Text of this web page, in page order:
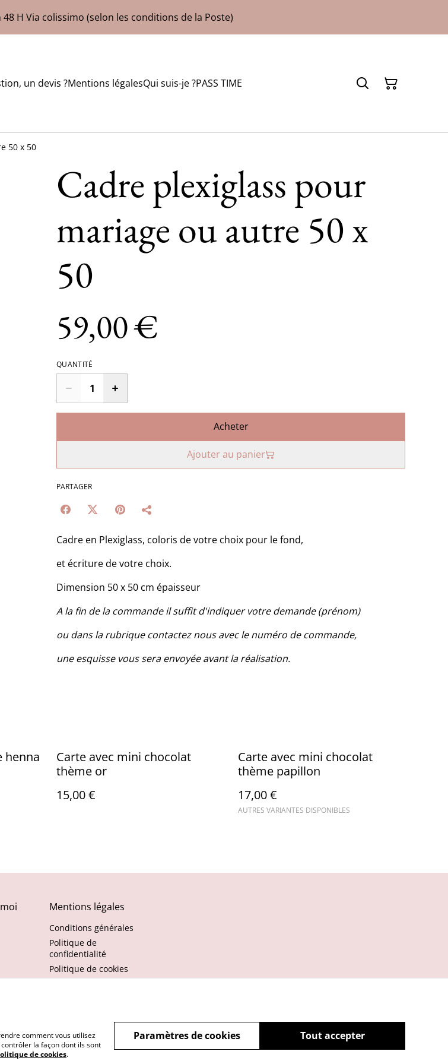
H Via colissimo (selon les conditions de la Poste)
un devis ?Mentions légalesQui suis-je ?PASS TIME
50 x 50
Cadre plexiglass pour
mariage ou autre 50 x
50
59,00 €
QUANTITÉ
Acheter
Ajouter au panier
PARTAGER
Cadre en Plexiglass, coloris de votre choix pour le fond,
et écriture de votre choix.
Dimension 50 x 50 cm épaisseur
A la fin de la commande il suffit d'indiquer votre demande (prénom)
ou dans la rubrique contactez nous avec le numéro de commande,
une esquisse vous sera envoyée avant la réalisation.
henna
Carte avec mini chocolat
thème or
15,00 €
Carte avec mini chocolat
thème papillon
17,00 €
AUTRES VARIANTES DISPONIBLES
Mentions légales
Conditions générales
Politique de
confidentialité
Politique de cookies
comment vous utilisez
la façon dont ils sont
de cookies.
Tout accepter
Paramètres de cookies